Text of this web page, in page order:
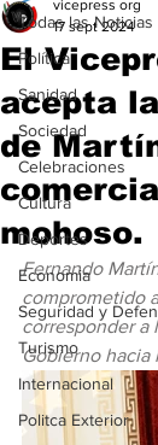
Todas las Noticias
Política
Sanidad
Sociedad
Celebraciones
Cultura
Deportes
Economia
Seguridad y
Turismo
Internacional
Politca Exterior
El
acepta
de
mohoso.
vicepress org
17 sept 2024
Fernando
comprometido
corresponder a
Gobierno hacia